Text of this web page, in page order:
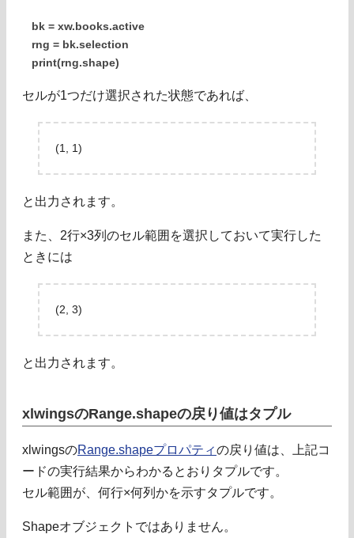
bk = xw.books.active
rng = bk.selection
print(rng.shape)
セルが1つだけ選択された状態であれば、
(1, 1)
と出力されます。
また、2行×3列のセル範囲を選択しておいて実行した
ときには
(2, 3)
と出力されます。
xlwingsのRange.shapeの戻り値はタプル
xlwingsのRange.shapeプロパティの戻り値は、上記コ
ードの実行結果からわかるとおりタプルです。
セル範囲が、何行×何列かを示すタプルです。
Shapeオブジェクトではありません。